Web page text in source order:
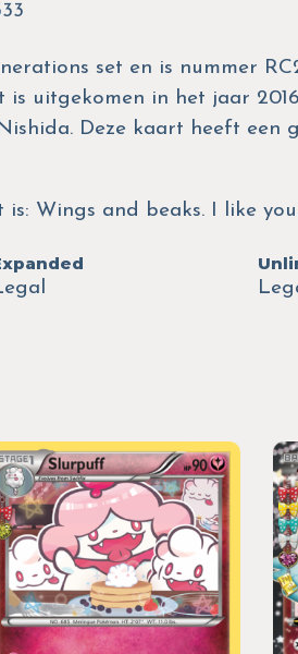
set en is nummer
is uitgekomen in het jaar
Deze kaart heeft een
Wings and beaks. I like